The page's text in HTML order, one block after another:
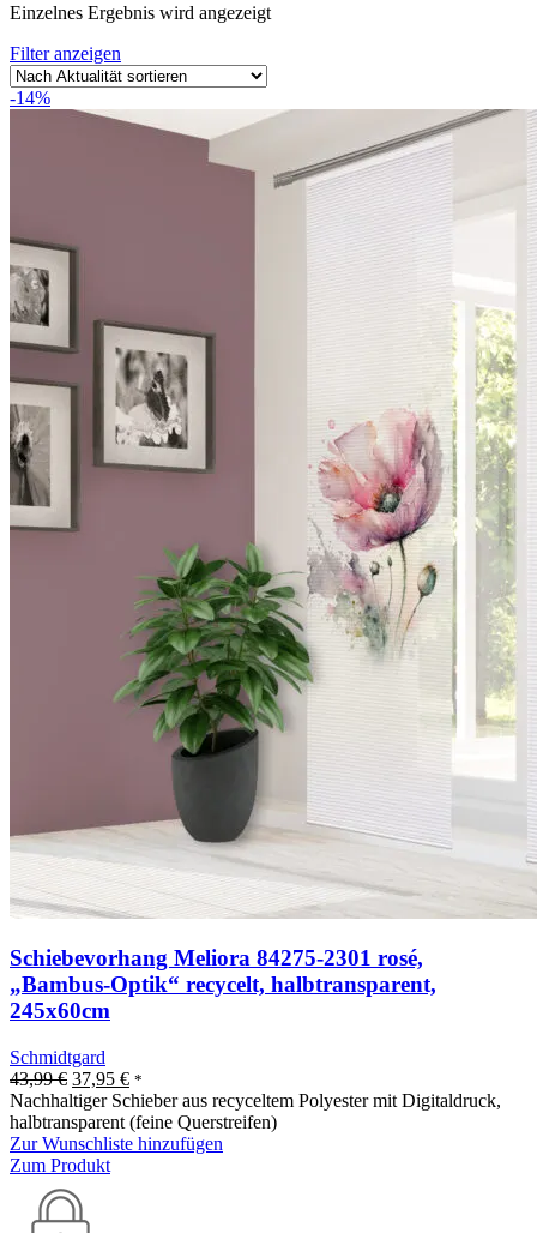
Einzelnes Ergebnis wird angezeigt
Filter anzeigen
-14%
Schiebevorhang Meliora 84275-2301 rosé,
„Bambus-Optik“ recycelt, halbtransparent,
245x60cm
Schmidtgard
43,99€ 37,95 € *
Nachhaltiger Schieber aus recyceltem Polyester mit Digitaldruck,
halbtransparent (feine Querstreifen)
Zur Wunschliste hinzufügen
Zum Produkt